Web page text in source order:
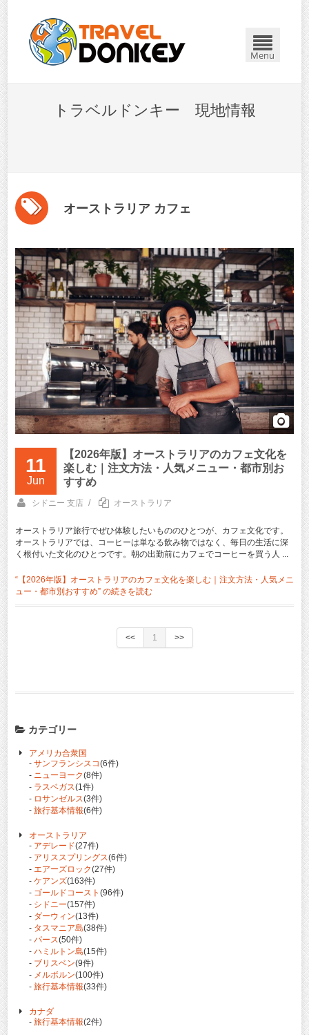
Menu
トラベルドンキー 現地情報
オーストラリア カフェ
11
Jun
【2026年版】オーストラリアのカフェ文化を
楽しむ｜注文方法・人気メニュー・都市別お
すすめ
シドニー 支店 / オーストラリア
オーストラリア旅行でぜひ体験したいもののひとつが、カフェ文化です。
オーストラリアでは、コーヒーは単なる飲み物ではなく、毎日の生活に深
く根付いた文化のひとつです。朝の出勤前にカフェでコーヒーを買う人 ...
“【2026年版】オーストラリアのカフェ文化を楽しむ｜注文方法・人気メニ
ュー・都市別おすすめ” の続きを読む
<< 1 >>
カテゴリー
アメリカ合衆国
- サンフランシスコ(6件)
- ニューヨーク(8件)
- ラスベガス(1件)
- ロサンゼルス(3件)
- 旅行基本情報(6件)
オーストラリア
- アデレード(27件)
- アリススプリングス(6件)
- エアーズロック(27件)
- ケアンズ(163件)
- ゴールドコースト (96件)
- シドニー(157件)
- ダーウィン(13件)
- タスマニア島(38件)
- パース(50件)
- ハミルトン島(15件)
- ブリスベン(9件)
- メルボルン(100件)
- 旅行基本情報(33件)
カナダ
- 旅行基本情報(2件)